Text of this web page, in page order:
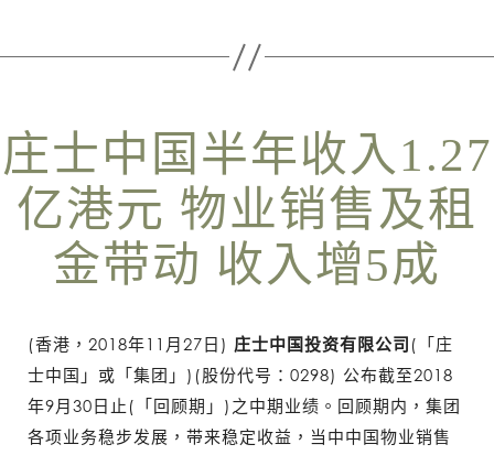
庄士中国半年收入1.27
亿港元 物业销售及租
金带动 收入增5成
(香港，2018年11月27日) 庄士中国投资有限公司 (「庄
士中国」或「集团」)(股份代号：0298) 公布截至2018
年9月30日止(「回顾期」)之中期业绩。回顾期内，集团
各项业务稳步发展，带来稳定收益，当中中国物业销售